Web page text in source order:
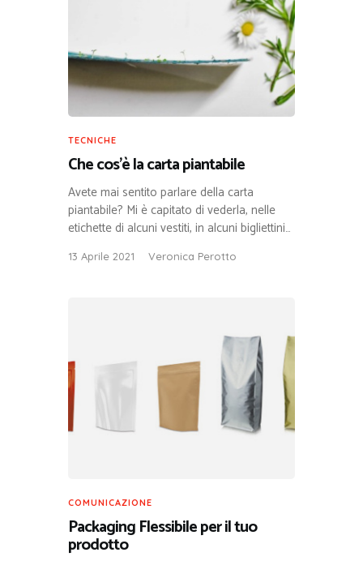
TECNICHE
Che cos’è la carta piantabile
Avete mai sentito parlare della carta
piantabile? Mi è capitato di vederla, nelle
etichette di alcuni vestiti, in alcuni bigliettini…
13 Aprile 2021 Veronica Perotto
COMUNICAZIONE
Packaging Flessibile per il tuo
prodotto